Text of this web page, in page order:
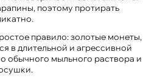
поэтому протирать
правило: золотые монеты,
в длительной и агрессивной
обычного мыльного раствора и